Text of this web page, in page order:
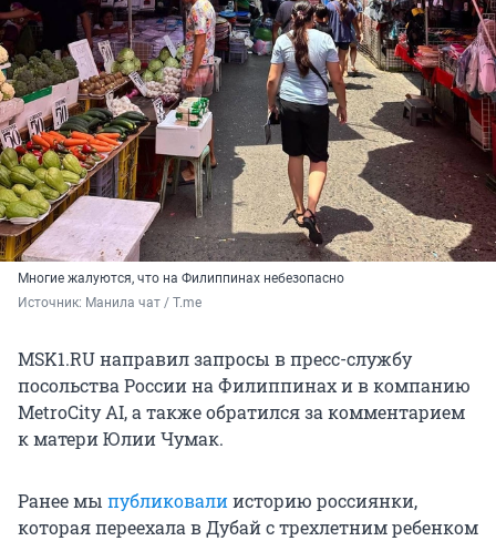
Многие жалуются, что на Филиппинах небезопасно
Источник: Манила чат / T.me
MSK1.RU направил запросы в пресс-службу
посольства России на Филиппинах и в компанию
MetroCity AI, а также обратился за комментарием
к матери Юлии Чумак.
Ранее мы публиковалиисторию россиянки,
которая переехала в Дубай с трехлетним ребенком